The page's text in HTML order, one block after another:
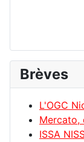
Brèves
L'OGC
Mercato,
ISSA